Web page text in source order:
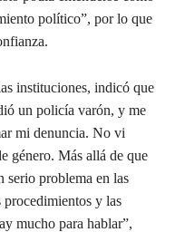
político”, por lo que
instituciones, indicó que
un policía varón, y me
mi denuncia. No vi
género. Más allá de que
serio problema en las
procedimientos y las
mucho para hablar”,